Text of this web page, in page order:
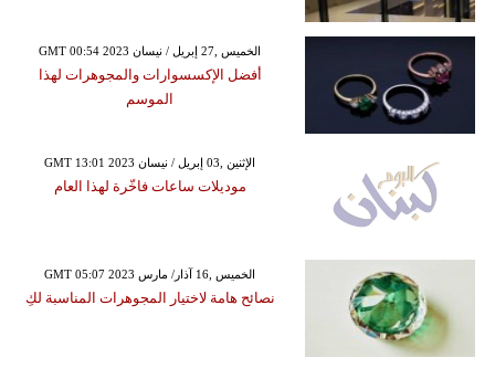
GMT 00:54 2023 الخميس ,27 إبريل / نيسان
أفضل الإكسسوارات والمجوهرات لهذا
الموسم
GMT 13:01 2023 الإثنين ,03 إبريل / نيسان
موديلات ساعات فاخّرة لهذا العام
GMT 05:07 2023 الخميس ,16 آذار/ مارس
نصائح هامة لاختيار المجوهرات المناسبة لكِ